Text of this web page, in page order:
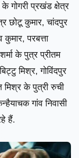
गोगरी प्रखंड क्षेत्र
छोटू कुमार, चांदपुर
परबत्ता
के पुत्र प्रीतम
मिश्र, गोविंदपुर
मिश्र के पुत्री रुची
गांव निवासी
हैं.